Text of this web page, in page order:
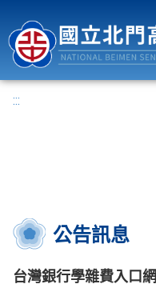
:::
公告訊息
台灣銀行學雜費入口網